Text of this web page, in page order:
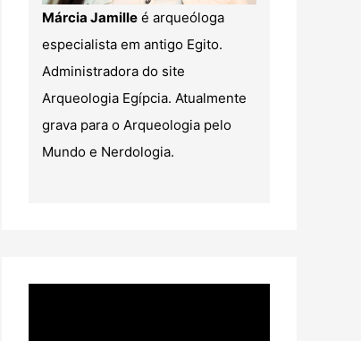
Márcia Jamille é arqueóloga
especialista em antigo Egito.
Administradora do site
Arqueologia Egípcia. Atualmente
grava para o Arqueologia pelo
Mundo e Nerdologia.